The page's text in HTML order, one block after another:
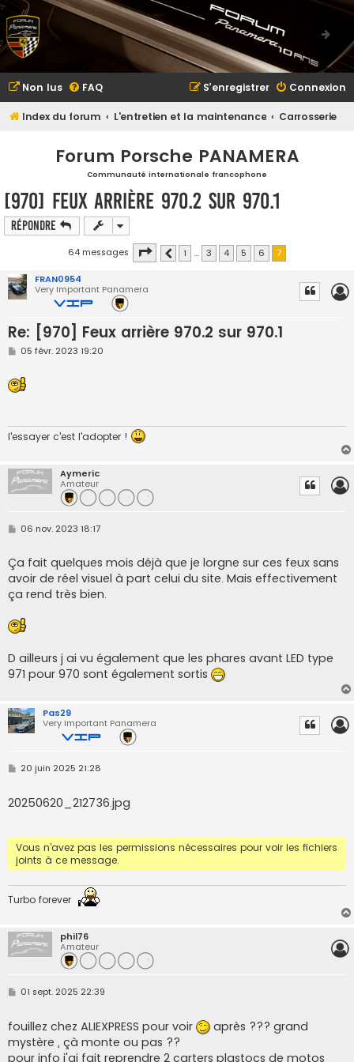
Non lus FAQ Connexion
S’enregistrer
Index du forum L'entretien et la maintenance Carrosserie
Forum Porsche PANAMERA
Communauté internationale francophone
[970] Feux arrière 970.2 sur 970.1
Répondre
64 messages Page sur 7
Précédente
1 … 3 4 5 6 7
FRAN0954
Very Important Panamera
Re: [970] Feux arrière 970.2 sur 970.1
M
s
a
05 févr. 2023 19:20
l'essayer c'est l'adopter !
Aymeric
Amateur
M
s
a
g
e
06 nov. 2023 18:17
Ça fait quelques mois déjà que je lorgne sur ces feux sans
avoir de réel visuel à part celui du site. Mais effectivement
ça rend très bien.
D ailleurs j ai vu également que les phares avant LED type
971 pour 970 sont également sortis
Pas29
Very Important Panamera
M
s
a
20 juin 2025 21:28
20250620_212736.jpg
Vous n’avez pas les permissions nécessaires pour voir les fichiers
joints à ce message.
Turbo forever
phil76
Amateur
M
s
a
g
e
01 sept. 2025 22:39
fouillez chez ALIEXPRESS pour voir
après ??? grand
mystère , çà monte ou pas ??
pour info j'ai fait reprendre 2 carters plastocs de motos